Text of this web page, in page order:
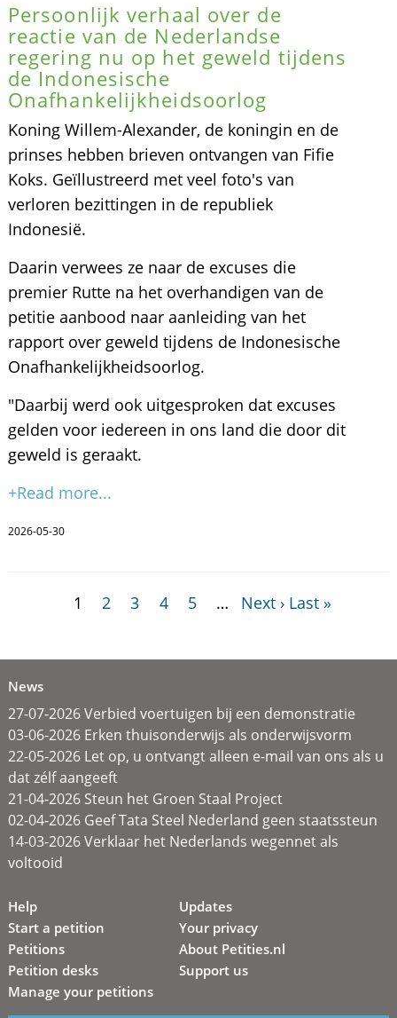
Persoonlijk verhaal over de
reactie van de Nederlandse
regering nu op het geweld tijdens
de Indonesische
Onafhankelijkheidsoorlog
Koning Willem-Alexander, de koningin en de
prinses hebben brieven ontvangen van Fifie
Koks. Geïllustreerd met veel foto's van
verloren bezittingen in de republiek
Indonesië.
Daarin verwees ze naar de excuses die
premier Rutte na het overhandigen van de
petitie aanbood naar aanleiding van het
rapport over geweld tijdens de Indonesische
Onafhankelijkheidsoorlog.
"Daarbij werd ook uitgesproken dat excuses
gelden voor iedereen in ons land die door dit
geweld is geraakt.
+Read more...
2026-05-30
1 2 3 4 5 … Next › Last »
News
27-07-2026 Verbied voertuigen bij een demonstratie
03-06-2026 Erken thuisonderwijs als onderwijsvorm
22-05-2026 Let op, u ontvangt alleen e-mail van ons als u
dat zélf aangeeft
21-04-2026 Steun het Groen Staal Project
02-04-2026 Geef Tata Steel Nederland geen staatssteun
14-03-2026 Verklaar het Nederlands wegennet als
voltooid
Help
Start a petition
Petitions
Petition desks
Manage your petitions
Updates
Your privacy
About Petities.nl
Support us